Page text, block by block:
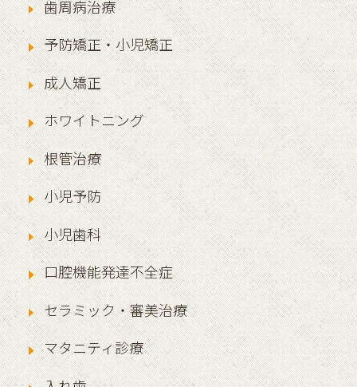
歯周病治療
予防矯正・小児矯正
成人矯正
ホワイトニング
根管治療
小児予防
小児歯科
口腔機能発達不全症
セラミック・審美治療
マタニティ診療